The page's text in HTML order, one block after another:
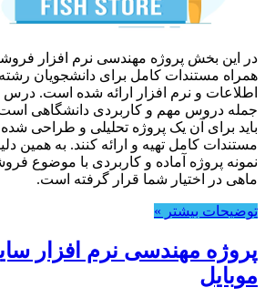
در این بخش پروژه مهندسی نرم افزار
همراه مستندات کامل برای دانشجویان رشته
اطلاعات و نرم افزار ارائه شده است. درس
جمله دروس مهم و کاربردی دانشگاهی است
باید برای آن یک پروژه تحلیلی و طراحی
مستندات کامل تهیه و ارائه کنند. به همین
نمونه پروژه آماده و کاربردی با موضوع
ماهی در اختیار شما قرار گرفته است.
توضیحات بیشتر »
پروژه مهندسی نرم افزار
موبایل